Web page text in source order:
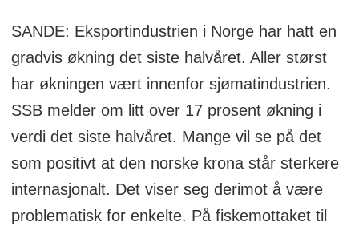
SANDE: Eksportindustrien i Norge har hatt en
gradvis økning det siste halvåret. Aller størst
har økningen vært innenfor sjømatindustrien.
SSB melder om litt over 17 prosent økning i
verdi det siste halvåret. Mange vil se på det
som positivt at den norske krona står sterkere
internasjonalt. Det viser seg derimot å være
problematisk for enkelte. På fiskemottaket til